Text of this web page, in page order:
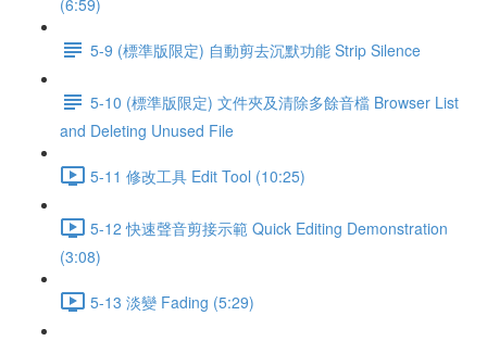
(6:59)
5-9 (標準版限定) 自動剪去沉默功能 Strip Silence
5-10 (標準版限定) 文件夾及清除多餘音檔 Browser List
and Deleting Unused File
5-11 修改工具 Edit Tool (10:25)
5-12 快速聲音剪接示範 Quick Editing Demonstration
(3:08)
5-13 淡變 Fading (5:29)